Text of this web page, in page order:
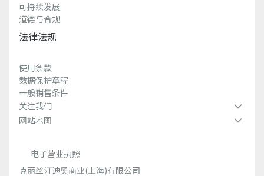
可持续发展
道德与合规
法律法规
使用条款
数据保护章程
一般销售条件
关注我们
网站地图
电子营业执照
克丽丝汀迪奥商业(上海)有限公司